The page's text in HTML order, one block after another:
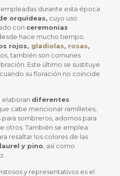
durante esta época
orquídeas, cuyo uso
con ceremonias
hace mucho tiempo.
rojos, gladiolas, rosas,
también son comunes
Este último se sustituye
cuando su floración no coincide
elaboran diferentes
cabe mencionar ramilletes,
sombreros, adornos para
otros. También se emplea
resaltar los colores de las
y pino , así como
y representativos es el